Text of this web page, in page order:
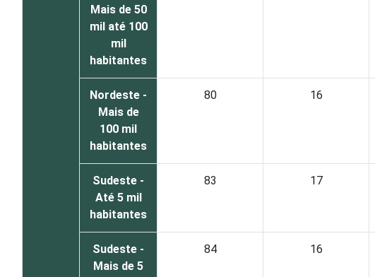
Mais de 50
mil até 100
mil
habitantes
Nordeste -
Mais de
100 mil
habitantes
80 16
Sudeste -
Até 5 mil
habitantes
83 17
Sudeste -
Mais de 5
84 16